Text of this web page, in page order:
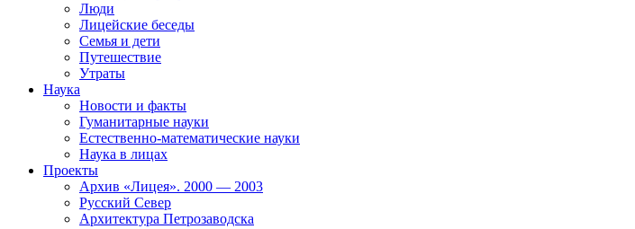
Люди
Лицейские беседы
Семья и дети
Путешествие
Утраты
Наука
Новости и факты
Гуманитарные науки
Естественно-математические науки
Наука в лицах
Проекты
Архив «Лицея». 2000 — 2003
Русский Север
Архитектура Петрозаводска